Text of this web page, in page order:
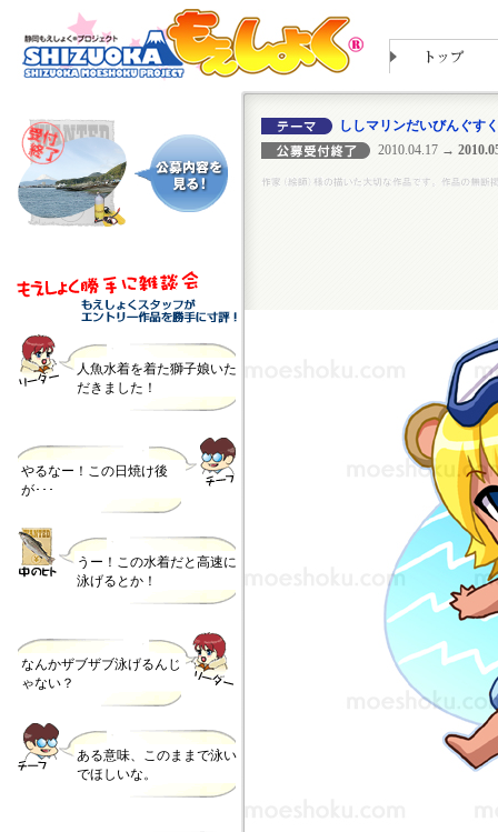
人魚水着を着た獅子娘いた
だきました！
やるなー！この日焼け後
が･･･
うー！この水着だと高速に
泳げるとか！
なんかザブザブ泳げるんじ
ゃない？
ある意味、このままで泳い
でほしいな。
ししマリンだいびんぐす
2010.04.17 →